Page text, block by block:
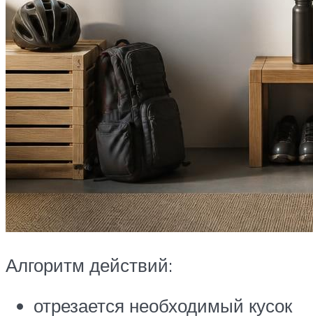
Алгоритм действий:
отрезается необходимый кусок